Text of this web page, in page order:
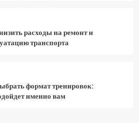
расходы на ремонт и
транспорта
формат тренировок:
именно вам